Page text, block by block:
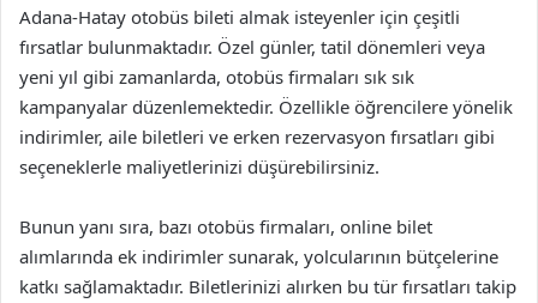
Adana-Hatay otobüs bileti almak isteyenler için çeşitli
fırsatlar bulunmaktadır. Özel günler, tatil dönemleri veya
yeni yıl gibi zamanlarda, otobüs firmaları sık sık
kampanyalar düzenlemektedir. Özellikle öğrencilere yönelik
indirimler, aile biletleri ve erken rezervasyon fırsatları gibi
seçeneklerle maliyetlerinizi düşürebilirsiniz.
Bunun yanı sıra, bazı otobüs firmaları, online bilet
alımlarında ek indirimler sunarak, yolcularının bütçelerine
katkı sağlamaktadır. Biletlerinizi alırken bu tür fırsatları takip